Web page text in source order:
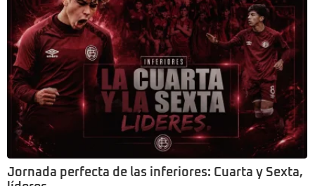
Jornada perfecta de las inferiores: Cuarta y Sexta,